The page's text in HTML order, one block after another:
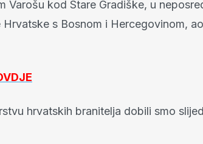
Varošu kod Stare Gradiške, u
s Bosnom i Hercegovinom,
hrvatskih branitelja dobili smo